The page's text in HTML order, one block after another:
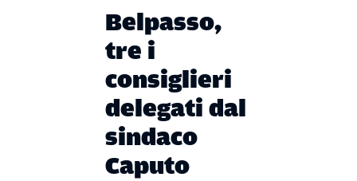
Belpasso,
tre i
consiglieri
delegati dal
sindaco
Caputo